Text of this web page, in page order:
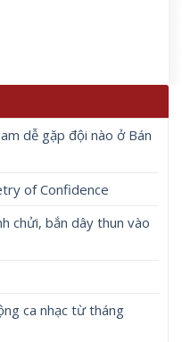
dễ gặp đội nào ở Bán
of Confidence
chửi, bắn dây thun vào
ca nhạc từ tháng